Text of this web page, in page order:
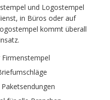
und Logostempel
in Büros oder auf
kommt überall